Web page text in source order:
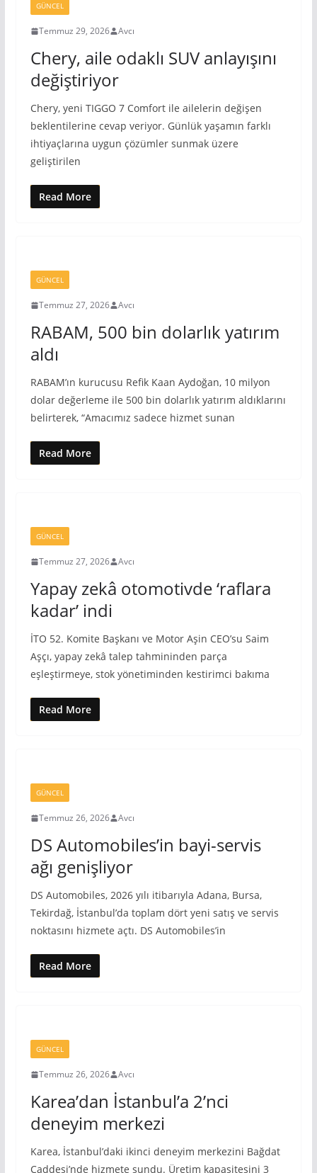
GÜNCEL
Temmuz 29, 2026 Avcı
Chery, aile odaklı SUV anlayışını
değiştiriyor
Chery, yeni TIGGO 7 Comfort ile ailelerin değişen
beklentilerine cevap veriyor. Günlük yaşamın farklı
ihtiyaçlarına uygun çözümler sunmak üzere
geliştirilen
Read More
GÜNCEL
Temmuz 27, 2026 Avcı
RABAM, 500 bin dolarlık yatırım
aldı
RABAM’ın kurucusu Refik Kaan Aydoğan, 10 milyon
dolar değerleme ile 500 bin dolarlık yatırım aldıklarını
belirterek, “Amacımız sadece hizmet sunan
Read More
GÜNCEL
Temmuz 27, 2026 Avcı
Yapay zekâ otomotivde ‘raflara
kadar’ indi
İTO 52. Komite Başkanı ve Motor Aşin CEO’su Saim
Aşçı, yapay zekâ talep tahmininden parça
eşleştirmeye, stok yönetiminden kestirimci bakıma
Read More
GÜNCEL
Temmuz 26, 2026 Avcı
DS Automobiles’in bayi-servis
ağı genişliyor
DS Automobiles, 2026 yılı itibarıyla Adana, Bursa,
Tekirdağ, İstanbul’da toplam dört yeni satış ve servis
noktasını hizmete açtı. DS Automobiles’in
Read More
GÜNCEL
Temmuz 26, 2026 Avcı
Karea’dan İstanbul’a 2’nci
deneyim merkezi
Karea, İstanbul’daki ikinci deneyim merkezini Bağdat
Caddesi’nde hizmete sundu. Üretim kapasitesini 3